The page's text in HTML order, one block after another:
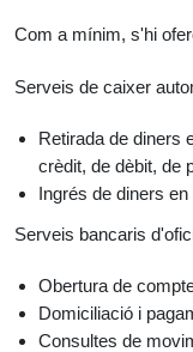
Com a mínim, s'hi
Serveis de caixer
Retirada de diners
crèdit, de dèbit, de
Ingrés de diners en
Serveis bancaris
Obertura de
Domiciliació i
Consultes de